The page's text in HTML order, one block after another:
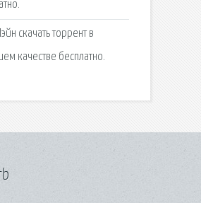
скачать торрент в
качестве бесплатно.